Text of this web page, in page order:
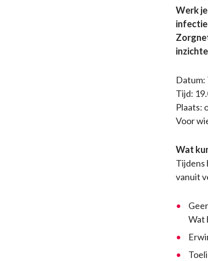
Werk
Datum:
Tijd:
Plaats:
Voor
Wat
Tijdens
vanuit
Wat